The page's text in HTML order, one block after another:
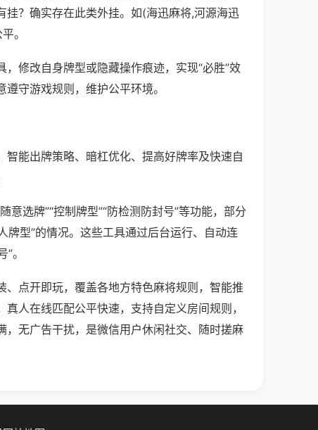
？确实存在此类外挂。如(海迅麻将,河源海迅
。
修改自身牌型或隐藏操作痕迹，实现“必胜”效
守游戏规则，维护公平环境。
能出牌策略、暗杠优化、提高好牌率及快速自
选牌”“控制牌型”“防检测防封号”等功能，部分
牌型”的情况。这些工具通过后台运行、自动连
。
点开即玩，覆盖各地方特色麻将规则，智能推
人在线匹配公平快速，支持自定义房间规则，
无广告干扰，是微信用户休闲社交、随时搓麻